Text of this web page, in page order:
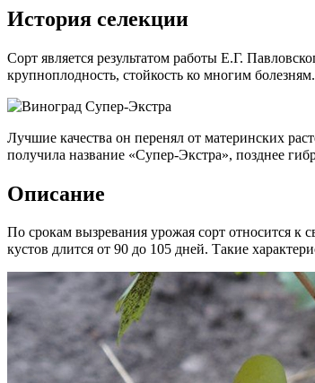
История селекции
Сорт является результатом работы Е.Г.
крупноплодность, стойкость ко многим болезням.
Лучшие качества он перенял от материнских
получила название «Супер-Экстра», позднее
Описание
По срокам вызревания урожая сорт относится
кустов длится от 90 до 105 дней. Такие